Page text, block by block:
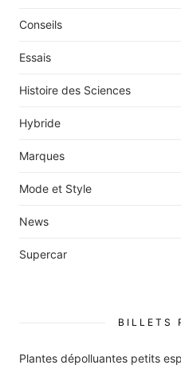
Conseils
Essais
Histoire des Sciences
Hybride
Marques
Mode et Style
News
Supercar
BILLETS
Plantes dépolluantes petits